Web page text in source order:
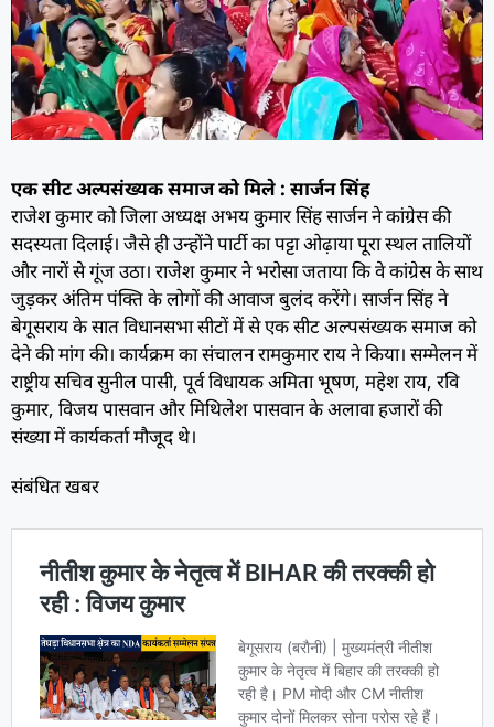
एक सीट अल्पसंख्यक समाज को मिले : सार्जन सिंह
राजेश कुमार को जिला अध्यक्ष अभय कुमार सिंह सार्जन ने कांग्रेस की
सदस्यता दिलाई। जैसे ही उन्होंने पार्टी का पट्टा ओढ़ाया पूरा स्थल तालियों
और नारों से गूंज उठा। राजेश कुमार ने भरोसा जताया कि वे कांग्रेस के साथ
जुड़कर अंतिम पंक्ति के लोगों की आवाज बुलंद करेंगे। सार्जन सिंह ने
बेगूसराय के सात विधानसभा सीटों में से एक सीट अल्पसंख्यक समाज को
देने की मांग की। कार्यक्रम का संचालन रामकुमार राय ने किया। सम्मेलन में
राष्ट्रीय सचिव सुनील पासी, पूर्व विधायक अमिता भूषण, महेश राय, रवि
कुमार, विजय पासवान और मिथिलेश पासवान के अलावा हजारों की
संख्या में कार्यकर्ता मौजूद थे।
संबंधित खबर